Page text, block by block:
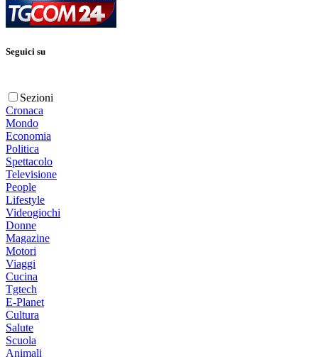
Seguici su
Sezioni
Cronaca
Mondo
Economia
Politica
Spettacolo
Televisione
People
Lifestyle
Videogiochi
Donne
Magazine
Motori
Viaggi
Cucina
Tgtech
E-Planet
Cultura
Salute
Scuola
Animali